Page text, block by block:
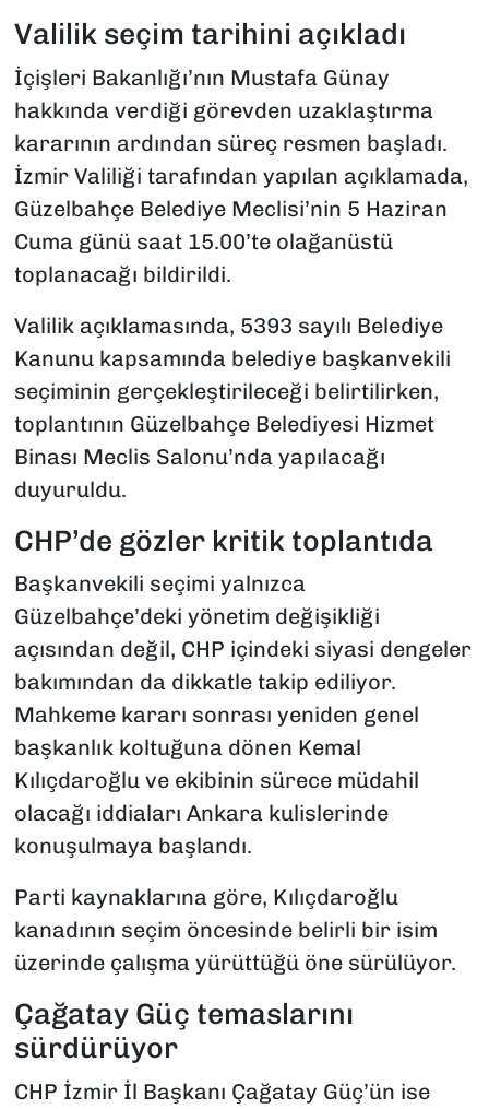
Valilik seçim tarihini açıkladı
İçişleri Bakanlığı’nın Mustafa Günay
hakkında verdiği görevden uzaklaştırma
kararının ardından süreç resmen başladı.
İzmir Valiliği tarafından yapılan açıklamada,
Güzelbahçe Belediye Meclisi’nin 5 Haziran
Cuma günü saat 15.00’te olağanüstü
toplanacağı bildirildi.
Valilik açıklamasında, 5393 sayılı Belediye
Kanunu kapsamında belediye başkanvekili
seçiminin gerçekleştirileceği belirtilirken,
toplantının Güzelbahçe Belediyesi Hizmet
Binası Meclis Salonu’nda yapılacağı
duyuruldu.
CHP’de gözler kritik toplantıda
Başkanvekili seçimi yalnızca
Güzelbahçe’deki yönetim değişikliği
açısından değil, CHP içindeki siyasi dengeler
bakımından da dikkatle takip ediliyor.
Mahkeme kararı sonrası yeniden genel
başkanlık koltuğuna dönen Kemal
Kılıçdaroğlu ve ekibinin sürece müdahil
olacağı iddiaları Ankara kulislerinde
konuşulmaya başlandı.
Parti kaynaklarına göre, Kılıçdaroğlu
kanadının seçim öncesinde belirli bir isim
üzerinde çalışma yürüttüğü öne sürülüyor.
Çağatay Güç temaslarını
sürdürüyor
CHP İzmir İl Başkanı Çağatay Güç’ün ise